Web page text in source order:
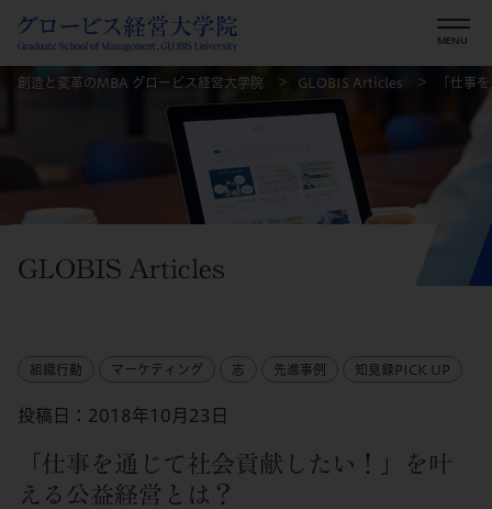
創造と変革のMBA グロービス経営大学院 GLOBIS Articles 「仕事
GLOBIS Articles
組織行動 マーケティング 志 先進事例 知見録PICK UP
投稿日：2018年10月23日
「仕事を通じて社会貢献したい！」を叶
える公益経営とは？